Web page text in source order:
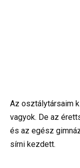
Az osztálytársaim
vagyok. De az
és az egész
sírni kezdett.